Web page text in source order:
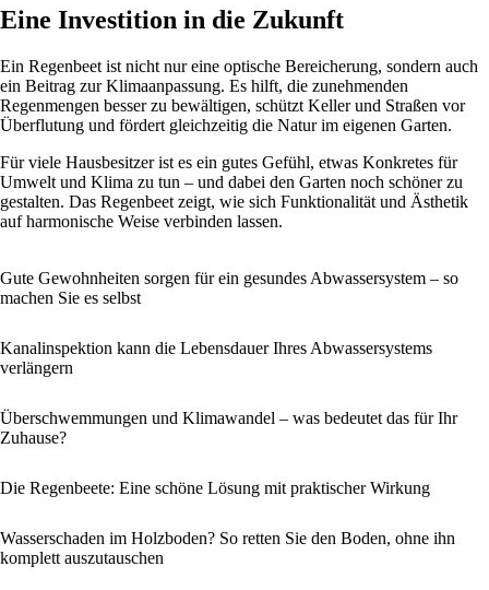
Eine Investition in die Zukunft
Ein Regenbeet ist nicht nur eine optische Bereicherung, sondern auch
ein Beitrag zur Klimaanpassung. Es hilft, die zunehmenden
Regenmengen besser zu bewältigen, schützt Keller und Straßen vor
Überflutung und fördert gleichzeitig die Natur im eigenen Garten.
Für viele Hausbesitzer ist es ein gutes Gefühl, etwas Konkretes für
Umwelt und Klima zu tun – und dabei den Garten noch schöner zu
gestalten. Das Regenbeet zeigt, wie sich Funktionalität und Ästhetik
auf harmonische Weise verbinden lassen.
Gute Gewohnheiten sorgen für ein gesundes Abwassersystem – so
machen Sie es selbst
Kanalinspektion kann die Lebensdauer Ihres Abwassersystems
verlängern
Überschwemmungen und Klimawandel – was bedeutet das für Ihr
Zuhause?
Die Regenbeete: Eine schöne Lösung mit praktischer Wirkung
Wasserschaden im Holzboden? So retten Sie den Boden, ohne ihn
komplett auszutauschen